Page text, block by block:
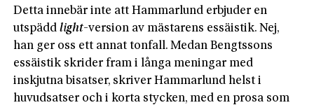
Detta innebär inte att Hammarlund erbjuder en
utspädd light-version av mästarens essäistik. Nej,
han ger oss ett annat tonfall. Medan Bengtssons
essäistik skrider fram i långa meningar med
inskjutna bisatser, skriver Hammarlund helst i
huvudsatser och i korta stycken, med en prosa som